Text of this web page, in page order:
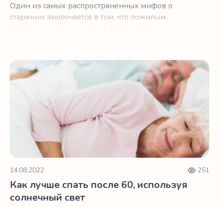
Один из самых распространенных мифов о
старении заключается в том, что пожилым
Как лучше спать после 60, используя солнечный свет
14.08.2022 251
Как лучше спать после 60, используя
солнечный свет